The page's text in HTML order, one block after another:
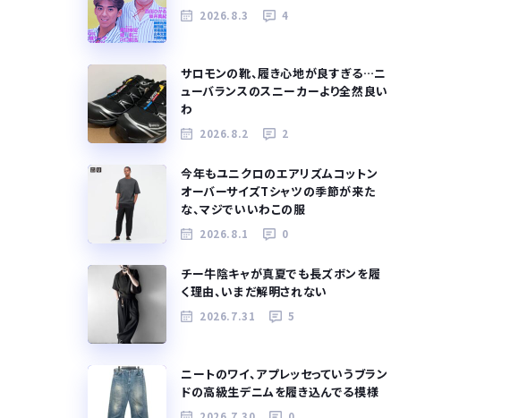
2026.8.3 4
サロモンの靴、履き心地が良すぎる…ニ
ューバランスのスニーカーより全然良い
わ
2026.8.2 2
今年もユニクロのエアリズムコットン
オーバーサイズTシャツの季節が来た
な、マジでいいわこの服
2026.8.1 0
チー牛陰キャが真夏でも長ズボンを履
く理由、いまだ解明されない
2026.7.31 5
ニートのワイ、アプレッセっていうブラン
ドの高級生デニムを履き込んでる模様